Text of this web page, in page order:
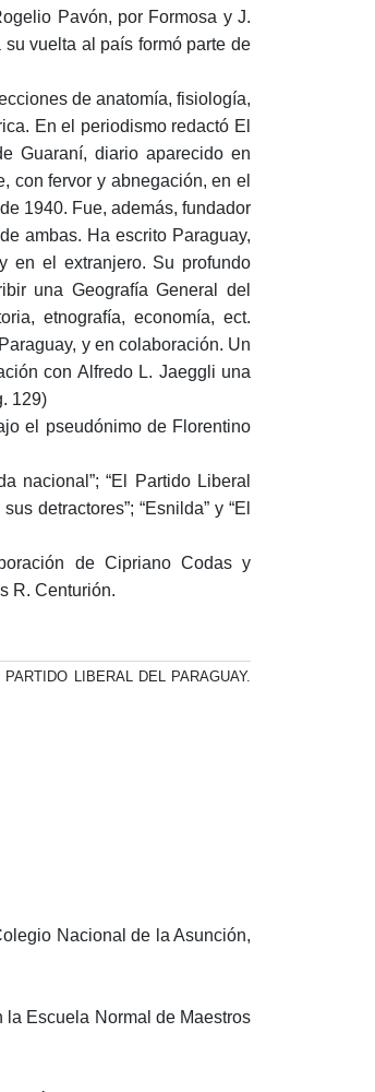
Pavón, por Formosa y J.
vuelta al país formó parte de
de anatomía, fisiología,
En el periodismo redactó El
Guaraní, diario aparecido en
con fervor y abnegación, en el
1940. Fue, además, fundador
ambas. Ha escrito Paraguay,
en el extranjero. Su profundo
una Geografía General del
etnografía, economía, ect.
y en colaboración. Un
con Alfredo L. Jaeggli una
129)
el pseudónimo de Florentino
nacional”; “El Partido Liberal
detractores”; “Esnilda” y “El
de Cipriano Codas y
R. Centurión.
LIBERAL DEL PARAGUAY.
Nacional de la Asunción,
Escuela Normal de Maestros